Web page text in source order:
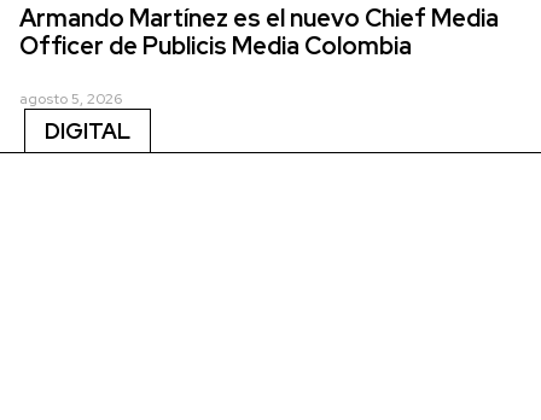
Armando Martínez es el nuevo Chief Media
Officer de Publicis Media Colombia
agosto 5, 2026
DIGITAL